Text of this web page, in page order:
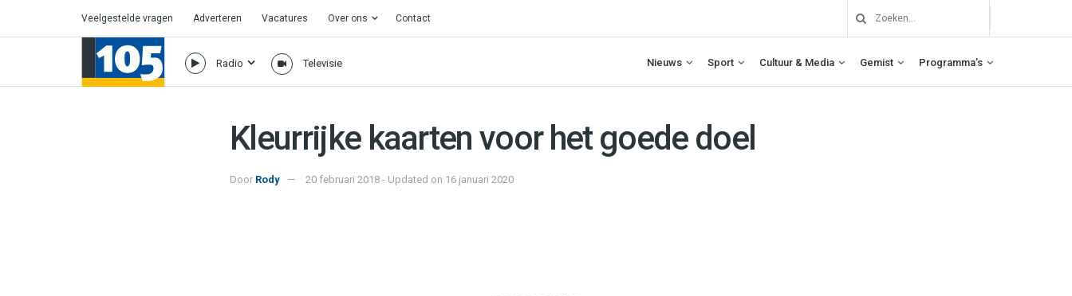
Veelgestelde vragen Adverteren Vacatures Over ons Contact
Radio Televisie Nieuws Sport Cultuur & Media Gemist Programma’s
Kleurrijke kaarten voor het goede doel
Door Rody 20 februari 2018 - Updated on 16 januari 2020